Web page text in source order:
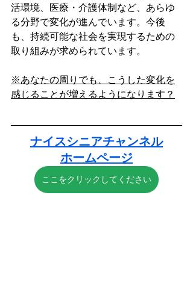
活環境、医療・介護体制など、あらゆ
る分野で変化が進んでいます。今後
も、持続可能な社会を実現するための
取り組みが求められています。
※あなたの周りでも、こうした変化を
感じることが増えるようになります？
ナイスシニアチャンネル
ホームページ
ここをクリックしてください